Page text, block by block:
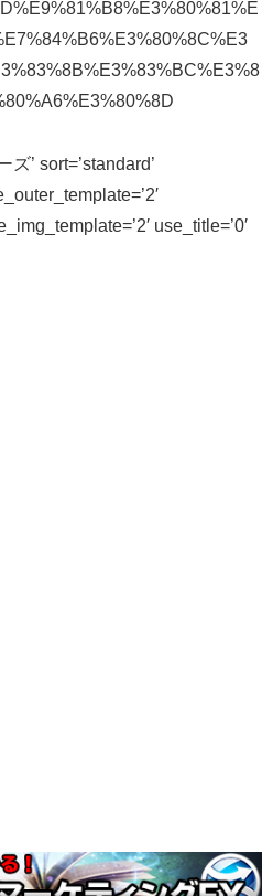
’ sort=’standard’
use_title=’0′